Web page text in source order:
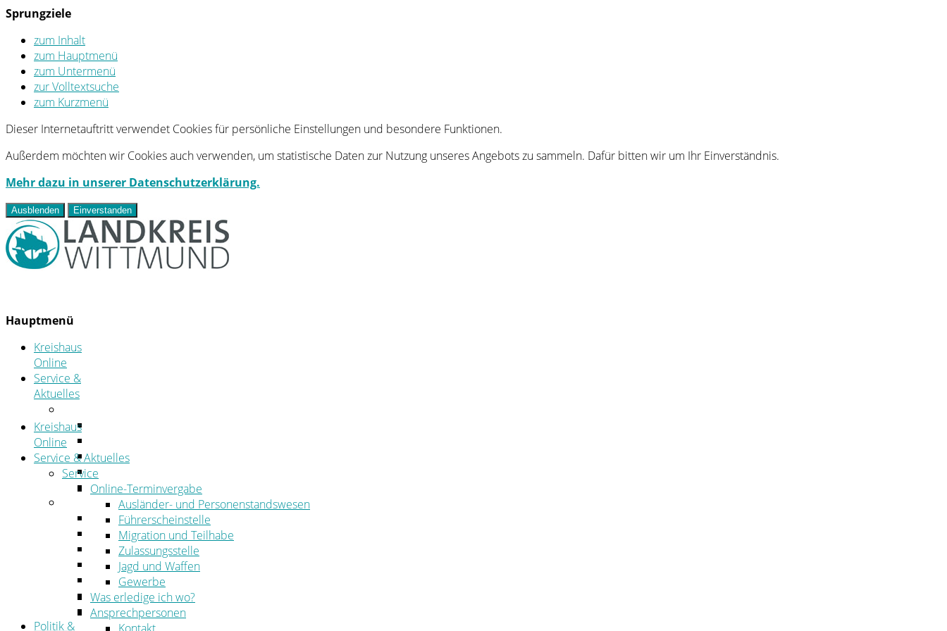
Sprungziele
zum Inhalt
zum Hauptmenü
zum Untermenü
zur Volltextsuche
zum Kurzmenü
Dieser Internetauftritt verwendet Cookies für persönliche Einstellungen und besondere Funktionen.
Außerdem möchten wir Cookies auch verwenden, um statistische Daten zur Nutzung unseres Angebots zu sammeln. Dafür bitten wir um Ihr Einverständnis.
Mehr dazu in unserer Datenschutzerklärung.
Ausblenden Einverstanden
Hauptmenü
Kreishaus
Online
Service &
Aktuelles
Ansprechpersonen
Formulare
Öffnungszeiten
Aktuelles
Stellenangebote
Azubiportal
Pressemitteilungen
Bekanntmachungen & öffentliche Zustellungen
Kehrbezirksausschreibungen
Amtsblatt
Öffentliche Ausschreibungen
Politik &
Kreishaus
Online
Service & Aktuelles
Service
Online-Terminvergabe
Ausländer- und Personenstandswesen
Führerscheinstelle
Migration und Teilhabe
Zulassungsstelle
Jagd und Waffen
Gewerbe
Was erledige ich wo?
Ansprechpersonen